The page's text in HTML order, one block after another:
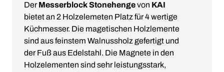
DerMesserblock Stonehengevon KAI
bietet an 2 Holzelemeten Platz für 4 wertige
Küchmesser. Die magetischen Holzlemente
sind aus feinstem Walnussholz gefertigt und
der Fuß aus Edelstahl. Die Magnete in den
Holzelementen sind sehr leistungsstark,